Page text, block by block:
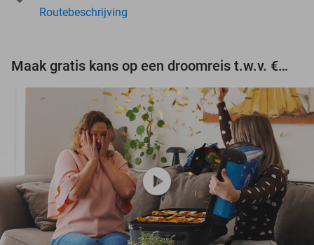
Routebeschrijving
Maak gratis kans op een droomreis t.w.v. €3.000!
play_circle